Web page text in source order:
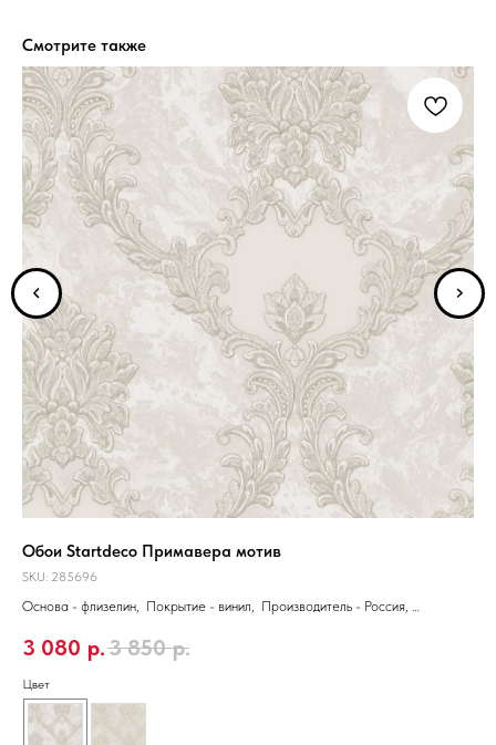
Смотрите также
Обои Startdeco Примавера мотив
SKU: 285696
Основа - флизелин, Покрытие - винил, Производитель - Россия,
3 080 р.3 850 р.
Цвет